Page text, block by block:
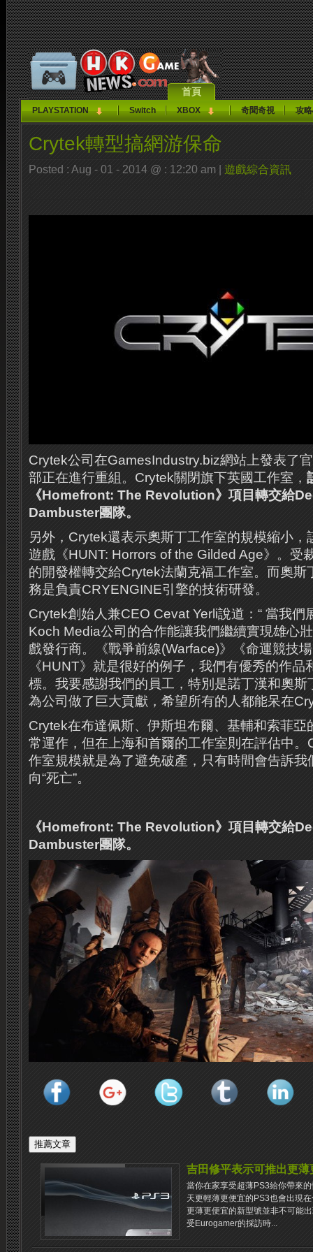
首頁
PLAYSTATION Switch XBOX 奇聞奇視 攻
Crytek轉型搞網游保命
Posted : Aug - 01 - 2014 @ : 12:20 am | 遊戲綜合資訊
Crytek公司在GamesIndustry.biz網站上發表了
部正在進行重組。Crytek關閉旗下英國工作室，
《Homefront: The Revolution》項目轉交給
Dambuster團隊。
另外，Crytek還表示奧斯丁工作室的規模縮小，
遊戲《HUNT: Horrors of the Gilded Age》。受
的開發權轉交給Crytek法蘭克福工​​作室。而奧斯
務是負責CRYENGINE引擎的技術研發。
Crytek創始人兼CEO Cevat Yerli說道：“ 當我們
Koch Media公司的合作能讓我們繼續實現雄心
戲發行商。《戰爭前線(Warface)》《命運競技
《HUNT》就是很好的例子，我們有優秀的作品
標。我要感謝我們的員工，特別是諾丁漢和奧斯
為公司做了巨大貢獻，希望所有的人都能呆在
Crytek在布達佩斯、伊斯坦布爾、基輔和索菲亞
常運作，但在上海和首爾的工作室則在評估中
作室規模就是為了避免破產，只有時間會告訴我
向“死亡”。
《Homefront: The Revolution》項目轉交給
Dambuster團隊。
吉田修平表示可推出更薄
當你在家享受超薄PS3給你帶來
天更輕薄更便宜的PS3也會出現
更薄更便宜的新型號並非不可能
受Eurogamer的採訪時...